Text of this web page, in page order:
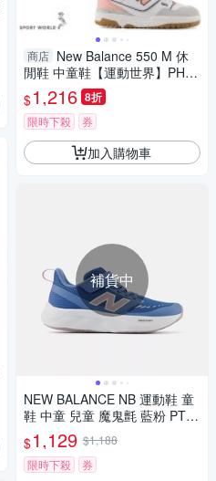
商店 New Balance 550 M 休
閒鞋 中童鞋【運動世界】PHB5
50SA/PHB550SD/PHB550SF/
PHB550SK
$1,216 8折
限時下殺 券
加入購物車
補貨中
NEW BALANCE NB 運動鞋 童
鞋 中童 兒童 魔鬼氈 藍粉 PT62
5NP-W楦
$1,129 $1,188
限時下殺
券